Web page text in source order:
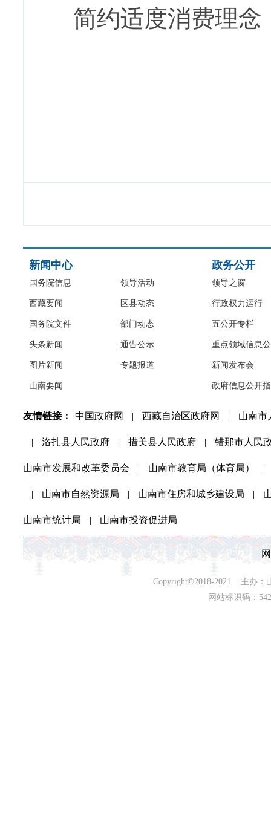
简约适度消费理
新闻中心
国务院信息
西藏要闻
国务院文件
头条新闻
图片新闻
山南要闻
领导活动
区县动态
部门动态
通告公示
专题报道
政务公开
领导之窗
行政权力运行
五公开专栏
重点领域信息
新闻发布会
政府信息公开
友情链接： 中国政府网 | 西藏自治区政府网 | 山南市
| 洛扎县人民政府 | 措美县人民政府 | 错那市人民
山南市发展和改革委员会 | 山南市教育局（体育局） |
| 山南市自然资源局 | 山南市住房和城乡建设局 |
山南市统计局 | 山南市投资促进局
Copyright©2018-2021 主办：
网站标识码：